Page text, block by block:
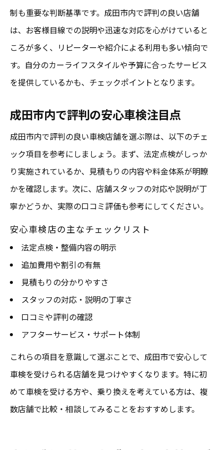
制も重要な判断基準です。成田市内で評判の良い店舗
は、お客様目線での説明や迅速な対応を心がけていると
ころが多く、リピーターや紹介による利用も多い傾向で
す。自分のカーライフスタイルや予算に合ったサービス
を提供しているかも、チェックポイントとなります。
成田市内で評判の安心車検注目点
成田市内で評判の良い車検店舗を選ぶ際は、以下のチェ
ック項目を参考にしましょう。まず、法定点検がしっか
り実施されているか、見積もりの内容や料金体系が明瞭
かを確認します。次に、店舗スタッフの対応や説明が丁
寧かどうか、実際の口コミ評価も参考にしてください。
安心車検店の主なチェックリスト
法定点検・整備内容の明示
追加費用や割引の有無
見積もりの分かりやすさ
スタッフの対応・説明の丁寧さ
口コミや評判の確認
アフターサービス・サポート体制
これらの項目を意識して選ぶことで、成田市で安心して
車検を受けられる店舗を見つけやすくなります。特に初
めて車検を受ける方や、乗り換えを考えている方は、複
数店舗で比較・相談してみることをおすすめします。